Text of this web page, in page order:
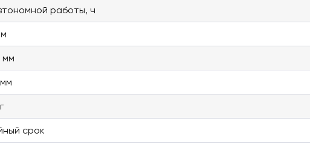
работы, ч
срок